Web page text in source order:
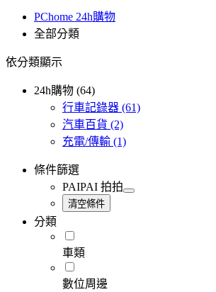
PChome 24h購物
全部分類
依分類顯示
24h購物 (64)
行車記錄器 (61)
汽車百貨 (2)
充電/傳輸 (1)
條件篩選
PAIPAI 拍拍
清空條件
分類
車類
數位周邊